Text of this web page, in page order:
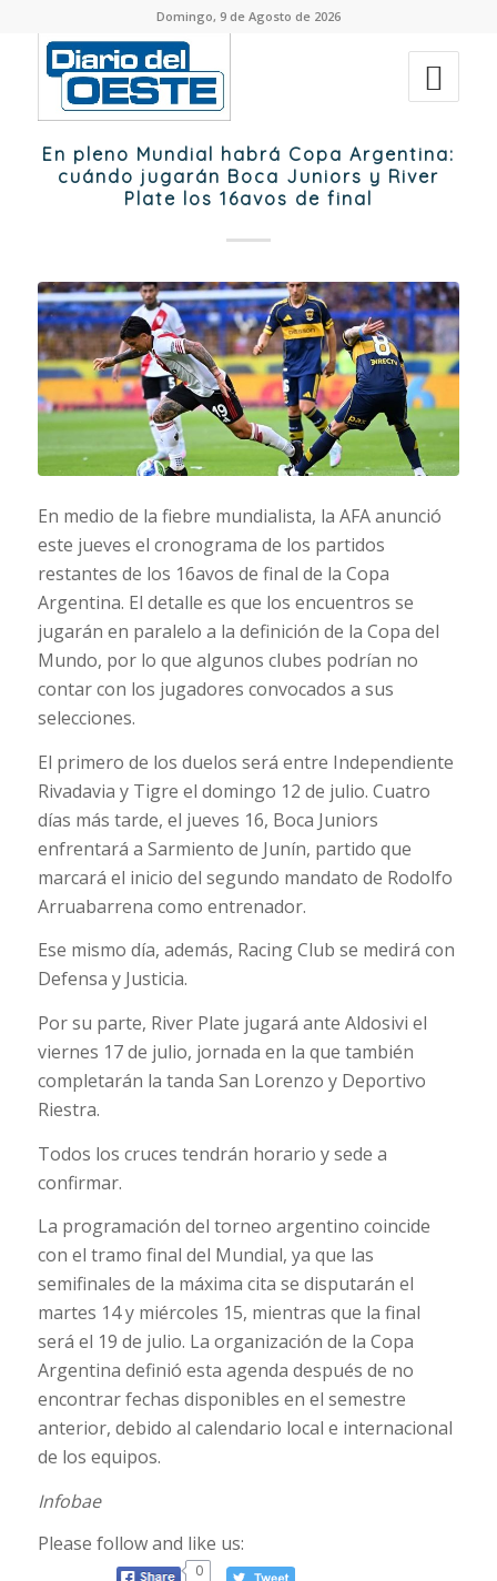
Domingo, 9 de Agosto de 2026
En pleno Mundial habrá Copa Argentina:
cuándo jugarán Boca Juniors y River
Plate los 16avos de final
En medio de la fiebre mundialista, la AFA anunció
este jueves el cronograma de los partidos
restantes de los 16avos de final de la Copa
Argentina. El detalle es que los encuentros se
jugarán en paralelo a la definición de la Copa del
Mundo, por lo que algunos clubes podrían no
contar con los jugadores convocados a sus
selecciones.
El primero de los duelos será entre Independiente
Rivadavia y Tigre el domingo 12 de julio. Cuatro
días más tarde, el jueves 16, Boca Juniors
enfrentará a Sarmiento de Junín, partido que
marcará el inicio del segundo mandato de Rodolfo
Arruabarrena como entrenador.
Ese mismo día, además, Racing Club se medirá con
Defensa y Justicia.
Por su parte, River Plate jugará ante Aldosivi el
viernes 17 de julio, jornada en la que también
completarán la tanda San Lorenzo y Deportivo
Riestra.
Todos los cruces tendrán horario y sede a
confirmar.
La programación del torneo argentino coincide
con el tramo final del Mundial, ya que las
semifinales de la máxima cita se disputarán el
martes 14 y miércoles 15, mientras que la final
será el 19 de julio. La organización de la Copa
Argentina definió esta agenda después de no
encontrar fechas disponibles en el semestre
anterior, debido al calendario local e internacional
de los equipos.
Infobae
Please follow and like us:
0